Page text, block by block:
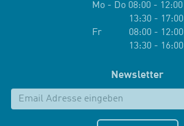
Mo - Do 08:00 - 12:00
13:30 - 17:00
Fr 08:00 - 12:00
13:30 - 16:00
Newsletter